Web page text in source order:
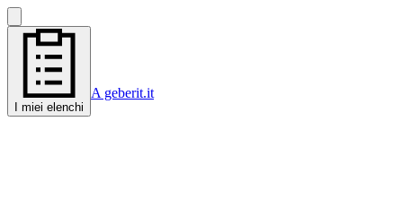
I miei elenchi
A geberit.it